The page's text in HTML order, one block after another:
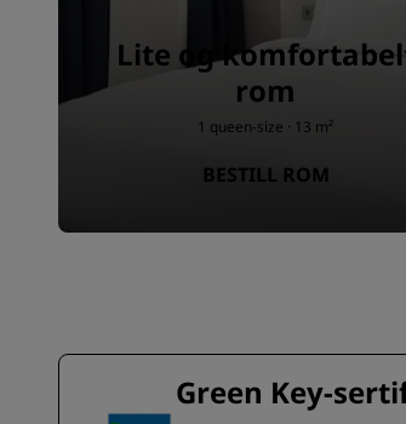
Lite og
rom
1 queen-size · 13 m²
BESTILL ROM
Green Key-